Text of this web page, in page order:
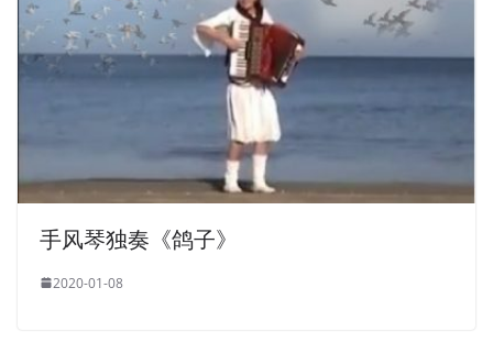
手风琴独奏《鸽子》
2020-01-08